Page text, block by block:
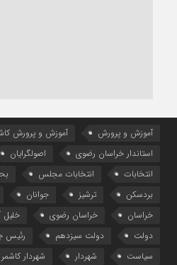
آموزش و پرورش آموزش و پرورش
استاندار خراسان رضوی
اصولگرایان
انتخابات
انتخابات مجلس
بردسکن
ترشیز جوانان
خراسان
خراسان رضوی خلیل
دولت
دولت سیزدهم رئیس
سیاست
شهردار شهردار کاشمر